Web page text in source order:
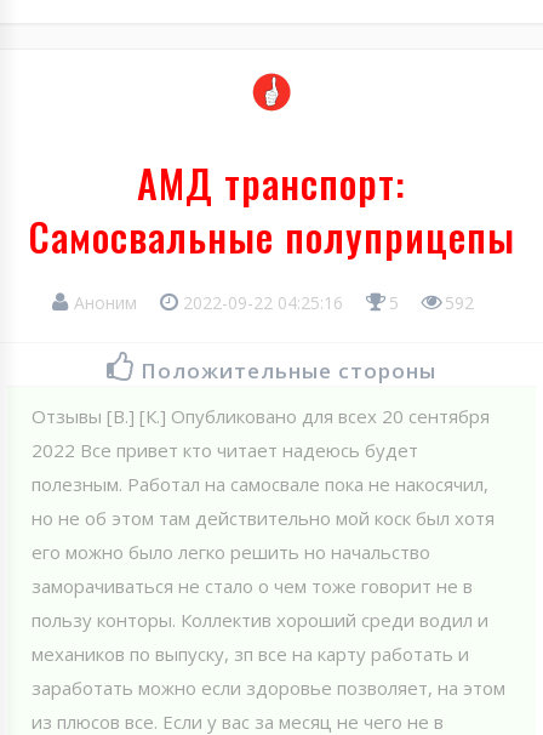
АМД транспорт:
Самосвальные полуприцепы
Аноним 2022-09-22 04:25:16 5 592
Положительные стороны
Отзывы [В.] [К.] Опубликовано для всех 20 сентября
2022 Все привет кто читает надеюсь будет
полезным. Работал на самосвале пока не накосячил,
но не об этом там действительно мой коск был хотя
его можно было легко решить но начальство
заморачиваться не стало о чем тоже говорит не в
пользу конторы. Коллектив хороший среди водил и
механиков по выпуску, зп все на карту работать и
заработать можно если здоровье позволяет, на этом
из плюсов все. Если у вас за месяц не чего не в